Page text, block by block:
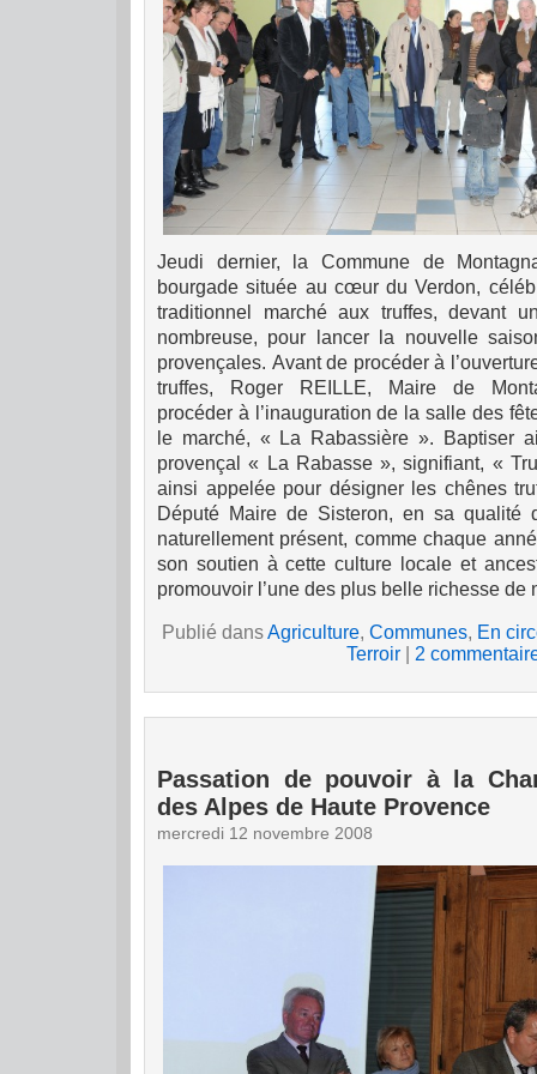
Jeudi dernier, la Commune de
bourgade située au cœur du Verdon,
traditionnel marché aux truffes, devant
nombreuse, pour lancer la nouvelle
provençales. Avant de procéder à
truffes, Roger REILLE, Maire de
procéder à l’inauguration de la salle des
le marché, « La Rabassière ». Baptiser
provençal « La Rabasse », signifiant, «
ainsi appelée pour désigner les chênes
Député Maire de Sisteron, en sa qualité
naturellement présent, comme chaque
son soutien à cette culture locale et
promouvoir l’une des plus belle richesse de
Publié dansAgriculture, Communes, En
Terroir| 2
Passation de pouvoir à la
des Alpes de Haute Provence
mercredi 12 novembre 2008